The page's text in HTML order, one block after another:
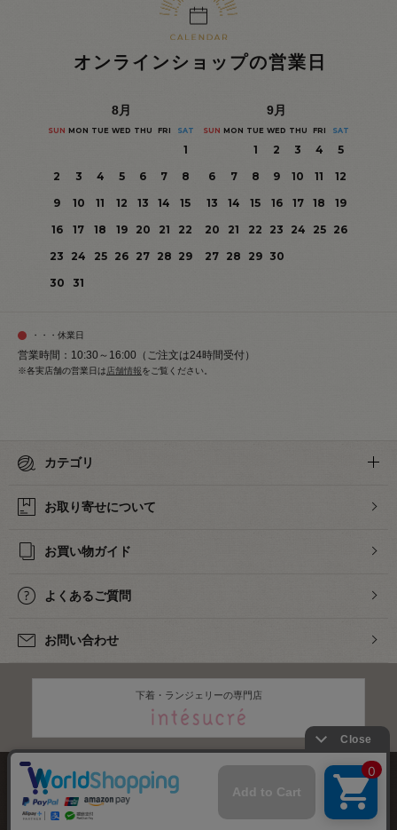
オンラインショップの営業日
8月
SUN MON TUE WED THU FRI SAT
1
2
3 4 5 6 7
8
9
10 11 12 13 14
15
16
17 18 19 20 21
22
23
24 25 26 27 28 29
30
31
9月
SUN MON TUE WED THU FRI SAT
1 2 3 4
5
6
7 8 9 10 11
12
13
14 15 16 17 18
19
20
21 22 23 24 25
26
27 28 29 30
・・・休業日
営業時間：10:30～16:00（ご注文は24時間受付）
※各実店舗の営業日は 店舗情報をご覧ください。
カテゴリ
お取り寄せについて
お買い物ガイド
よくあるご質問
お問い合わせ
下着・ランジェリーの専門店
株式会社オカダヤ
特定商取引法に基づく表記 プライバシーポリシー サイトマップ